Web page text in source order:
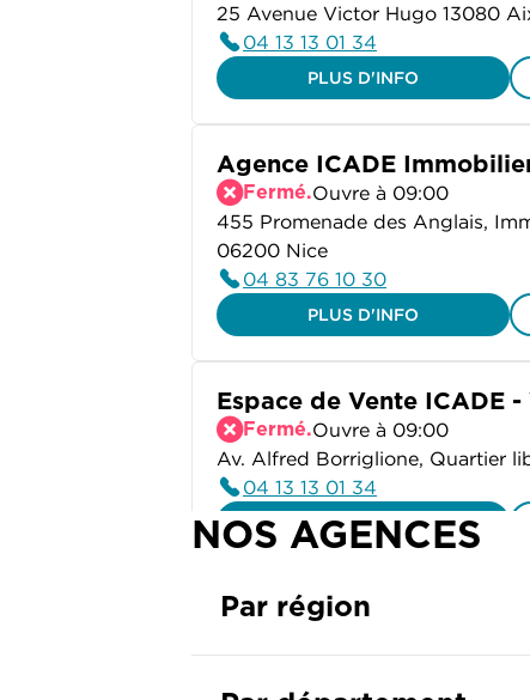
25 Avenue Victor Hugo 13080
04 13 13 01 34
PLUS D'INFO
Agence ICADE
Fermé.Ouvre à 09:00
455 Promenade des Anglais,
06200 Nice
04 83 76 10 30
PLUS D'INFO
Espace de Vente ICADE -
Fermé.Ouvre à 09:00
Av. Alfred Borriglione, Quartier
04 13 13 01 34
PLUS D'INFO
ICADE Store - Marseille
04 13 13 01 34
NOS AGENCES
Par région